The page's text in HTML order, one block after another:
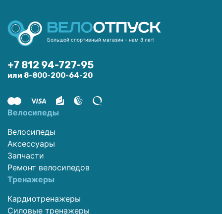
Большой спортивный магазин - нам 8 лет!
+7 812 94-727-95
или 8-800-200-64-20
Велосипеды
Велосипеды
Аксессуары
Запчасти
Ремонт велосипедов
Тренажеры
Кардиотренажеры
Силовые тренажеры